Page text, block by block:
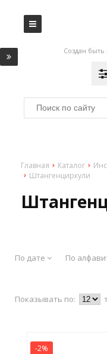
Создан
Главная Каталог
Штангенциркули
По дате По
Показывать по:
-2%